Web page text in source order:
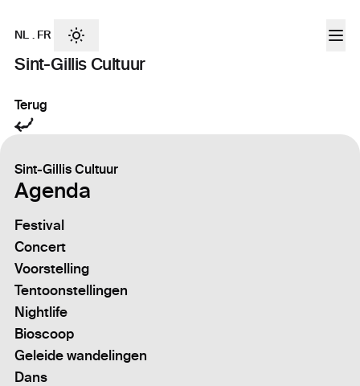
Sint-Gillis Cultuur
NL . FR
Terug
Sint-Gillis Cultuur
Agenda
Festival
Concert
Voorstelling
Tentoonstellingen
Nightlife
Bioscoop
Geleide wandelingen
Dans